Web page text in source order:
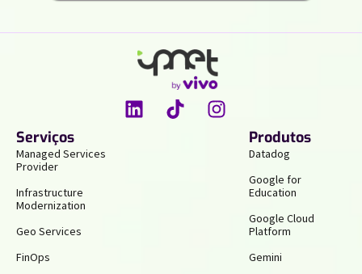
Serviços
Managed Services
Provider
Infrastructure
Modernization
Geo Services
FinOps
Produtos
Datadog
Google for
Education
Google Cloud
Platform
Gemini